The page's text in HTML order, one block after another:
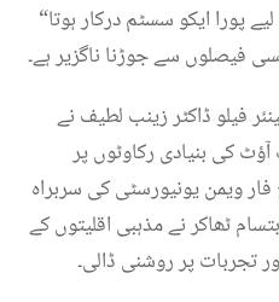
“تعلیمی نظام کو مضبوط بنانے کے لیے پورا ایکو سسٹم درکار ہوتا
فیلو ڈاکٹر زینب لطیف نے
کی بنیادی رکاوٹوں پر
ویمن یونیورسٹی کی سربراہ
ٹھاکر نے مذہبی اقلیتوں کے
تجربات پر روشنی ڈالی۔